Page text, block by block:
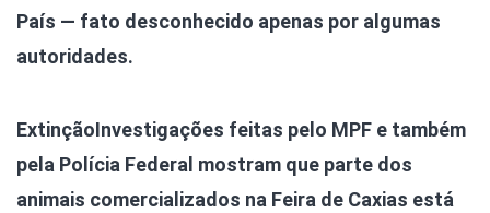
País — fato desconhecido apenas por algumas
autoridades.
ExtinçãoInvestigações feitas pelo MPF e também
pela Polícia Federal mostram que parte dos
animais comercializados na Feira de Caxias está